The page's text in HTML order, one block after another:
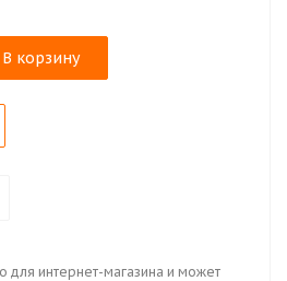
В корзину
для интернет-магазина и может